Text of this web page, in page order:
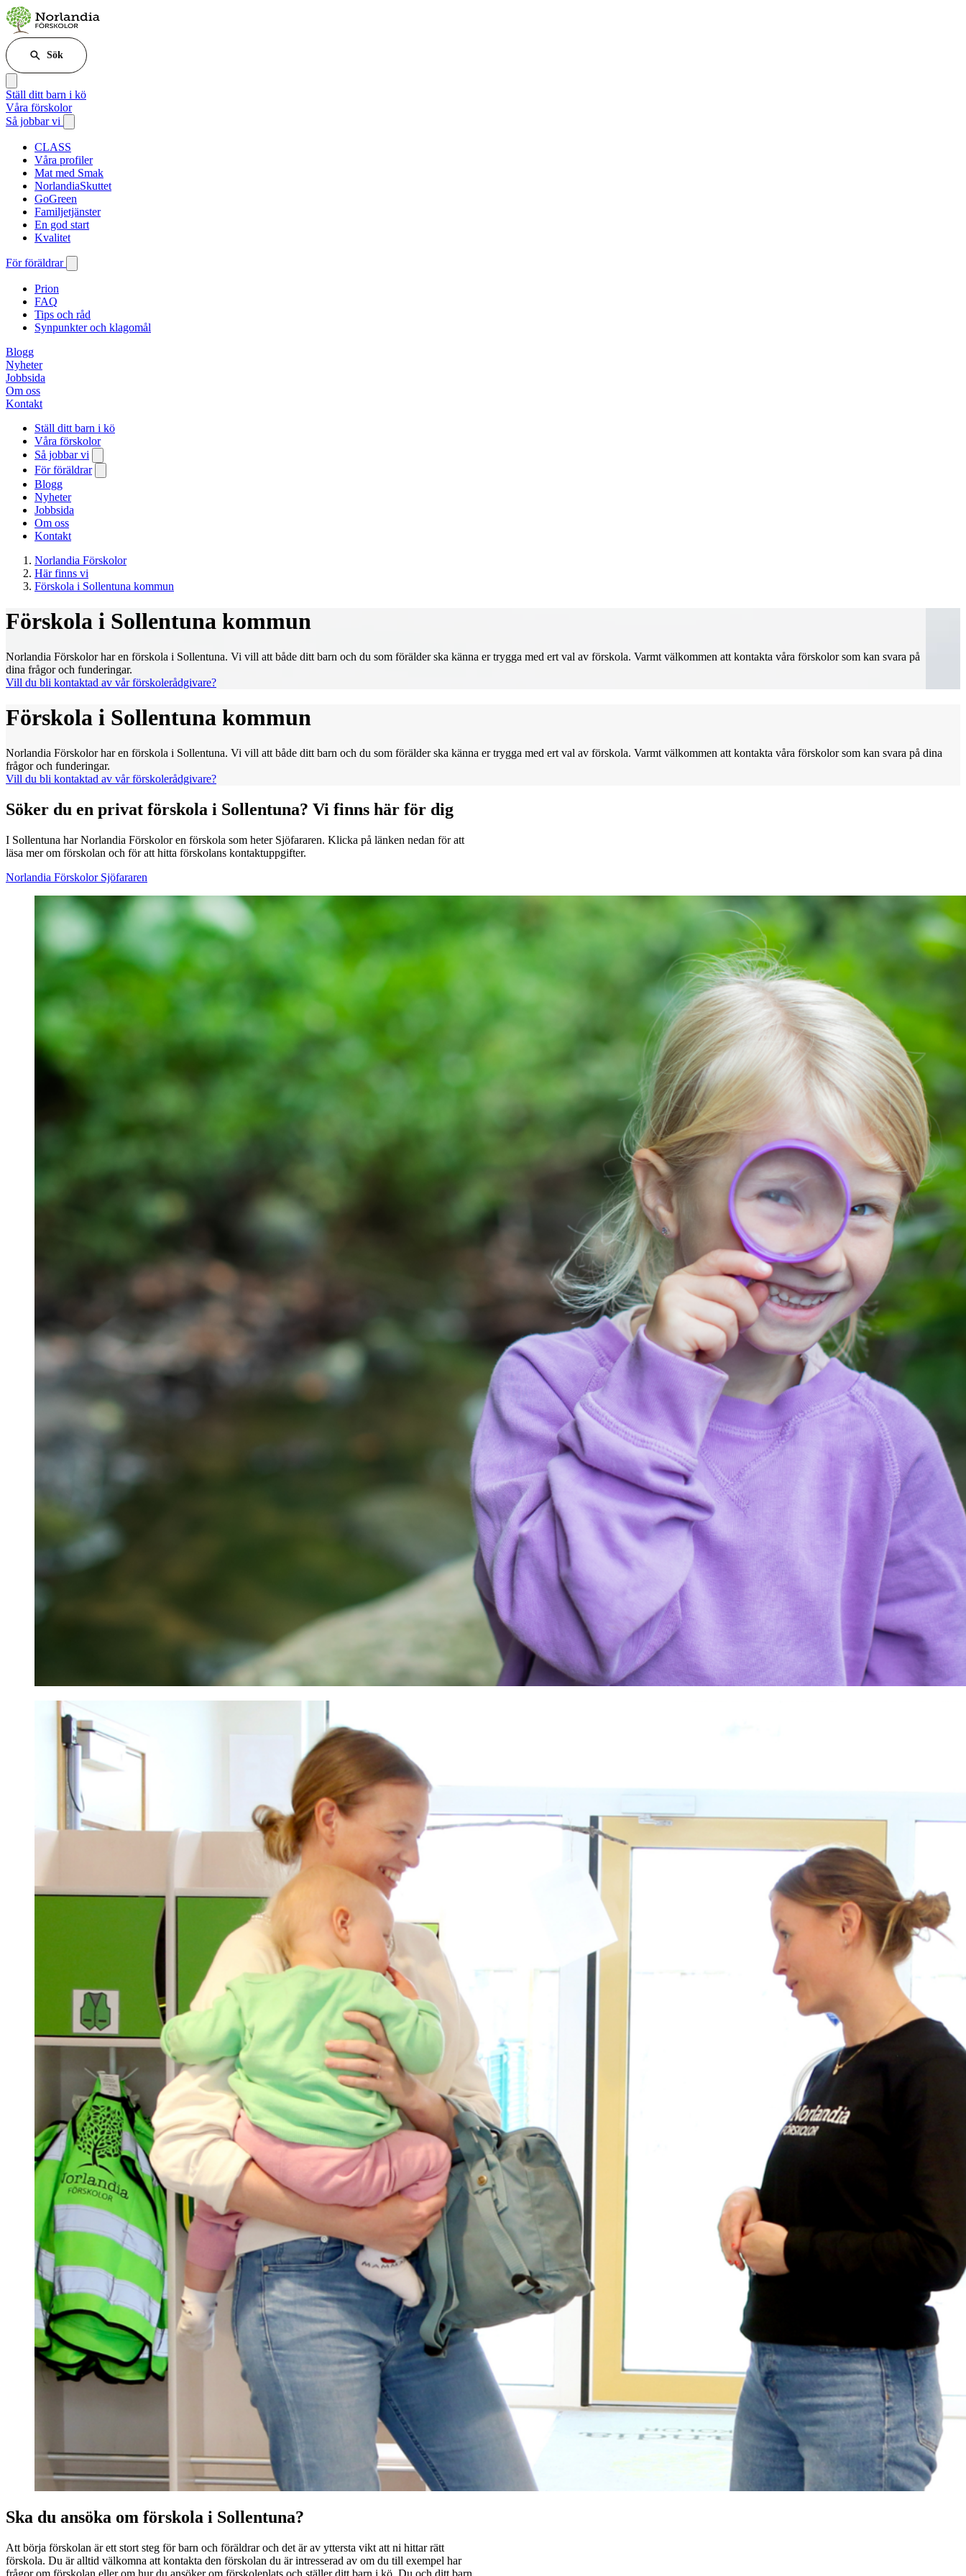
Sök
Ställ ditt barn i kö
Våra förskolor
Så jobbar vi
CLASS
Våra profiler
Mat med Smak
NorlandiaSkuttet
GoGreen
Familjetjänster
En god start
Kvalitet
För föräldrar
Prion
FAQ
Tips och råd
Synpunkter och klagomål
Blogg
Nyheter
Jobbsida
Om oss
Kontakt
Ställ ditt barn i kö
Våra förskolor
Så jobbar vi
För föräldrar
Blogg
Nyheter
Jobbsida
Om oss
Kontakt
Norlandia Förskolor
Här finns vi
Förskola i Sollentuna kommun
Förskola i Sollentuna kommun
Norlandia Förskolor har en förskola i Sollentuna. Vi vill att både ditt barn och du som förälder ska känna er trygga med ert val av förskola. Varmt välkommen att kontakta våra förskolor som kan svara på
dina frågor och funderingar.
Vill du bli kontaktad av vår förskolerådgivare?
Förskola i Sollentuna kommun
Norlandia Förskolor har en förskola i Sollentuna. Vi vill att både ditt barn och du som förälder ska känna er trygga med ert val av förskola. Varmt välkommen att kontakta våra förskolor som kan svara på dina
frågor och funderingar.
Vill du bli kontaktad av vår förskolerådgivare?
Söker du en privat förskola i Sollentuna? Vi finns här för dig
I Sollentuna har Norlandia Förskolor en förskola som heter Sjöfararen. Klicka på länken nedan för att
läsa mer om förskolan och för att hitta förskolans kontaktuppgifter.
Norlandia Förskolor Sjöfararen
Ska du ansöka om förskola i Sollentuna?
Att börja förskolan är ett stort steg för barn och föräldrar och det är av yttersta vikt att ni hittar rätt
förskola. Du är alltid välkomna att kontakta den förskolan du är intresserad av om du till exempel har